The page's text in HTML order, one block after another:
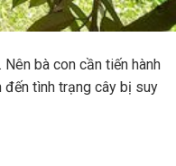
bà con cần tiến hành
tình trạng cây bị suy